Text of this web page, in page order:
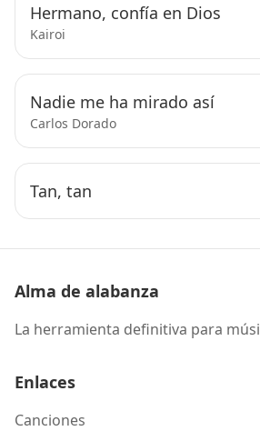
Hermano, confía en Dios
Kairoi
Nadie me ha mirado así
Carlos Dorado
Tan, tan
Alma de alabanza
La herramienta definitiva para
Enlaces
Canciones